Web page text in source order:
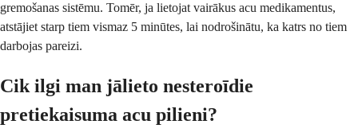
gremošanas sistēmu. Tomēr, ja lietojat vairākus acu medikamentus,
atstājiet starp tiem vismaz 5 minūtes, lai nodrošinātu, ka katrs no tiem
darbojas pareizi.
Cik ilgi man jālieto nesteroīdie
pretiekaisuma acu pilieni?